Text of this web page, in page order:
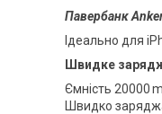
Павербанк
Ідеально для
Швидке
Ємність 20000
Швидко